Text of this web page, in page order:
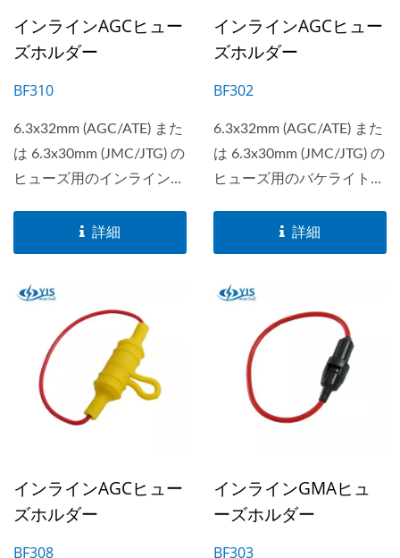
インラインAGCヒュー
ズホルダー
BF310
6.3x32mm (AGC/ATE) また
は 6.3x30mm (JMC/JTG) の
ヒューズ用のインラインヒ
ゲージは#14-#20が使用可
能です。
詳細
インラインAGCヒュー
ズホルダー
BF302
6.3x32mm (AGC/ATE) また
は 6.3x30mm (JMC/JTG) の
ヒューズ用のバケライト製
ー、ワイヤーゲージは#10-
#22が使用可能です。
詳細
インラインAGCヒュー
ズホルダー
BF308
インラインGMAヒュ
ーズホルダー
BF303